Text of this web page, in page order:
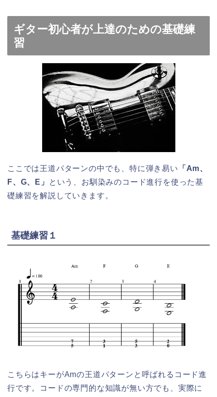
ギター初心者が上達のための基礎練
習
ここでは王道パターンの中でも、特に弾き易い
「Am、
F、G、E」
という、お馴染みのコード進行を使った基
礎練習を解説していきます。
基礎練習１
こちらはキーがAmの王道パターンと呼ばれるコード進
行です。コードの専門的な知識が無い方でも、実際に